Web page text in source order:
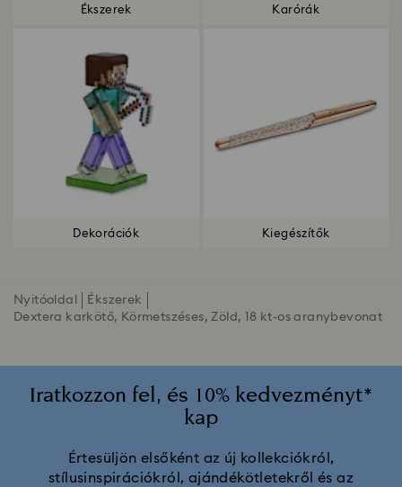
Ékszerek Karórák
Dekorációk Kiegészítők
Nyitóoldal
Ékszerek
Dextera karkötő, Körmetszéses, Zöld, 18 kt-os aranybevonat
Iratkozzon fel, és 10% kedvezményt*
kap
Értesüljön elsőként az új kollekciókról,
stílusinspirációkról, ajándékötletekről és az